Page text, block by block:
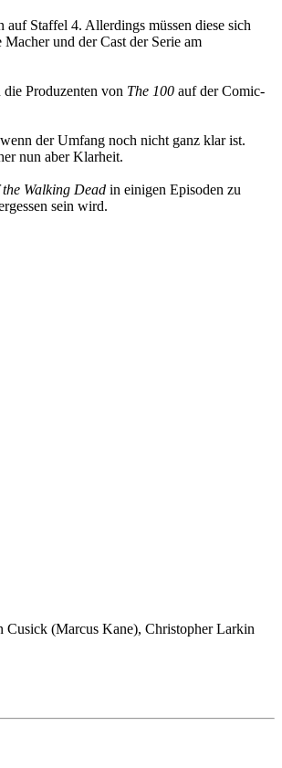
Staffel 4. Allerdings müssen diese sich
und der Cast der Serie am
Produzenten von The 100 auf der Comic-
der Umfang noch nicht ganz klar ist.
nun aber Klarheit.
Walking Dead in einigen Episoden zu
sein wird.
(Marcus Kane), Christopher Larkin